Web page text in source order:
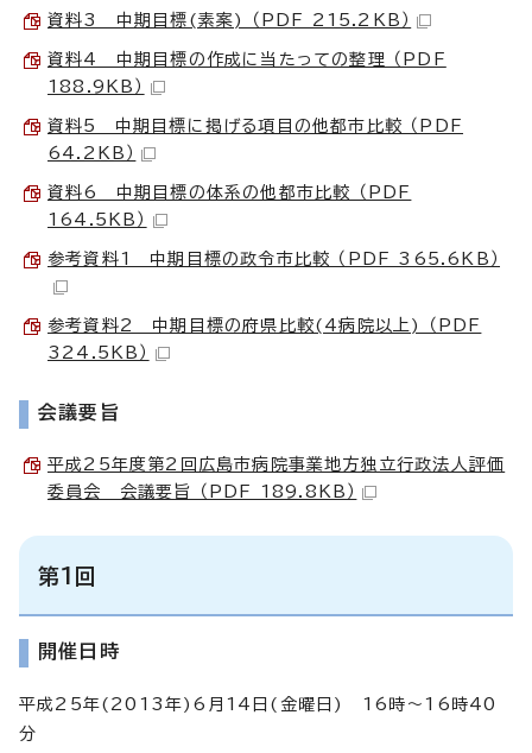
資料3 中期目標(素案) （PDF 215.2KB）
資料4 中期目標の作成に当たっての整理 （PDF
188.9KB）
資料5 中期目標に掲げる項目の他都市比較 （PDF
64.2KB）
資料6 中期目標の体系の他都市比較 （PDF
164.5KB）
参考資料1 中期目標の政令市比較 （PDF 365.6KB）
参考資料2 中期目標の府県比較(4病院以上) （PDF
324.5KB）
会議要旨
平成25年度第2回広島市病院事業地方独立行政法人評価
委員会 会議要旨 （PDF 189.8KB）
第1回
開催日時
平成25年(2013年)6月14日(金曜日) 16時～16時40
分